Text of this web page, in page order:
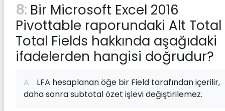
8: Bir Microsoft Excel 2016
Pivottable raporundaki Alt Total
Total F‌ields hakkında aşağıdaki
ifadelerden hangisi doğrudur?
A. LFA hesaplanan öğe bir F‌ield tarafından içerilir,
daha sonra subtotal özet işlevi değiştirilemez.